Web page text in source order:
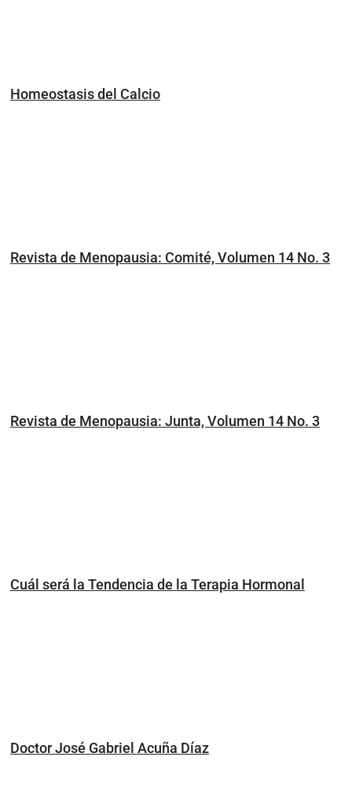
Homeostasis del Calcio
Revista de Menopausia: Comité, Volumen 14 No. 3
Revista de Menopausia: Junta, Volumen 14 No. 3
Cuál será la Tendencia de la Terapia Hormonal
Doctor José Gabriel Acuña Díaz